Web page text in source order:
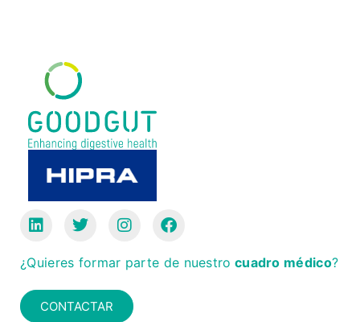
¿Quieres formar parte de nuestro cuadro médico?
CONTACTAR